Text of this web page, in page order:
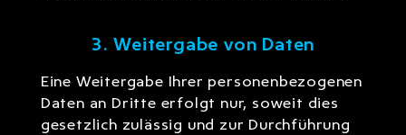
3. Weitergabe von Daten
Eine Weitergabe Ihrer personenbezogenen
Daten an Dritte erfolgt nur, soweit dies
gesetzlich zulässig und zur Durchführung